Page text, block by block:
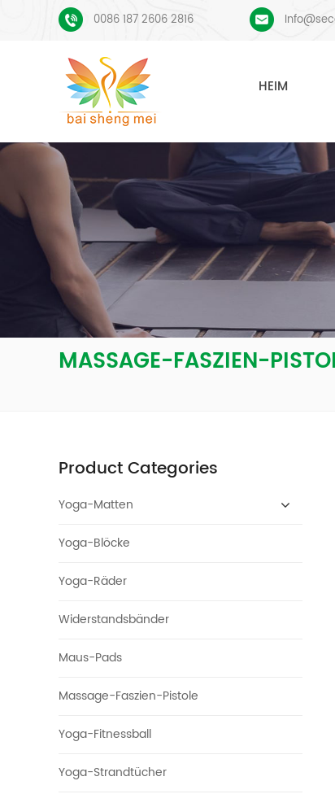
0086 187 2606 2816
HEIM
MASSAGE-FASZIEN-
Product Categories
Yoga-Matten
Yoga-Blöcke
Yoga-Räder
Widerstandsbänder
Maus-Pads
Massage-Faszien-Pistole
Yoga-Fitnessball
Yoga-Strandtücher